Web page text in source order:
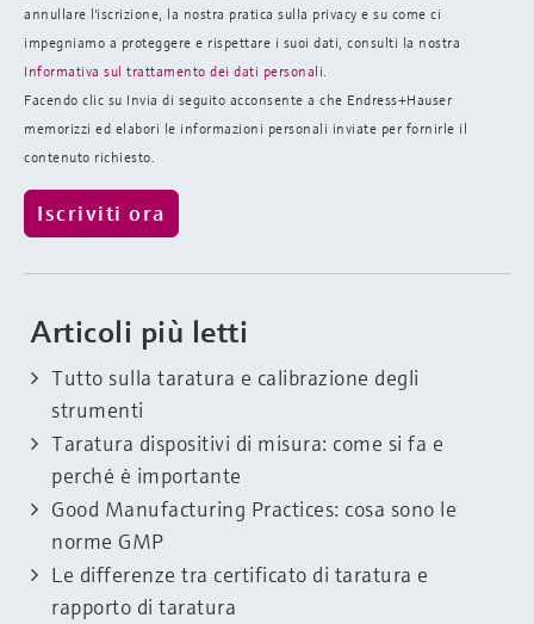
annullare l'iscrizione, la nostra pratica sulla privacy e su come ci
impegniamo a proteggere e rispettare i suoi dati, consulti la nostra
Informativa sul trattamento dei dati personali
Facendo clic su Invia di seguito acconsente a che Endress+Hauser
memorizzi ed elabori le informazioni personali inviate per fornirle il
contenuto richiesto.
Articoli più letti
Tutto sulla taratura e calibrazione degli
strumenti
Taratura dispositivi di misura: come si fa e
perché è importante
Good Manufacturing Practices: cosa sono le
norme GMP
Le differenze tra certificato di taratura e
rapporto di taratura